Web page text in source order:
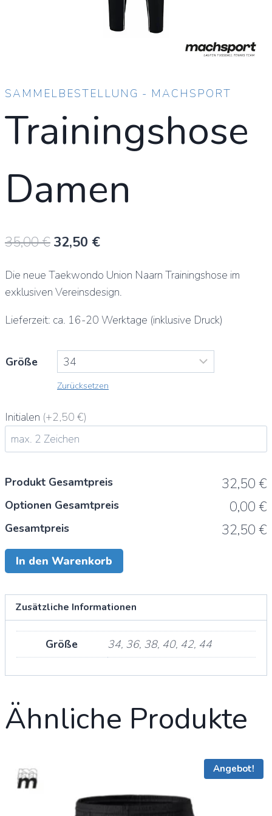
SAMMELBESTELLUNG - MACHSPORT
Trainingshose
Damen
35,00€ Ursprünglicher
war:
32,50 €Aktueller
ist:
Die neue Taekwondo Union Naarn Trainingshose im
exklusiven Vereinsdesign.
Lieferzeit: ca. 16-20 Werktage (inklusive Druck)
Größe
Zurücksetzen
Initialen (+2,50 €)
Produkt Gesamtpreis 32,50 €
Optionen Gesamtpreis 0,00 €
Gesamtpreis 32,50 €
In den Warenkorb
Zusätzliche Informationen
Größe 34, 36, 38, 40, 42, 44
Ähnliche Produkte
Angebot!